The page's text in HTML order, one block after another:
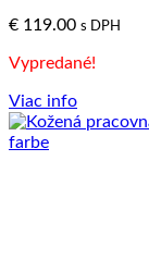
€ 119.00 s DPH
Vypredané!
Viac info